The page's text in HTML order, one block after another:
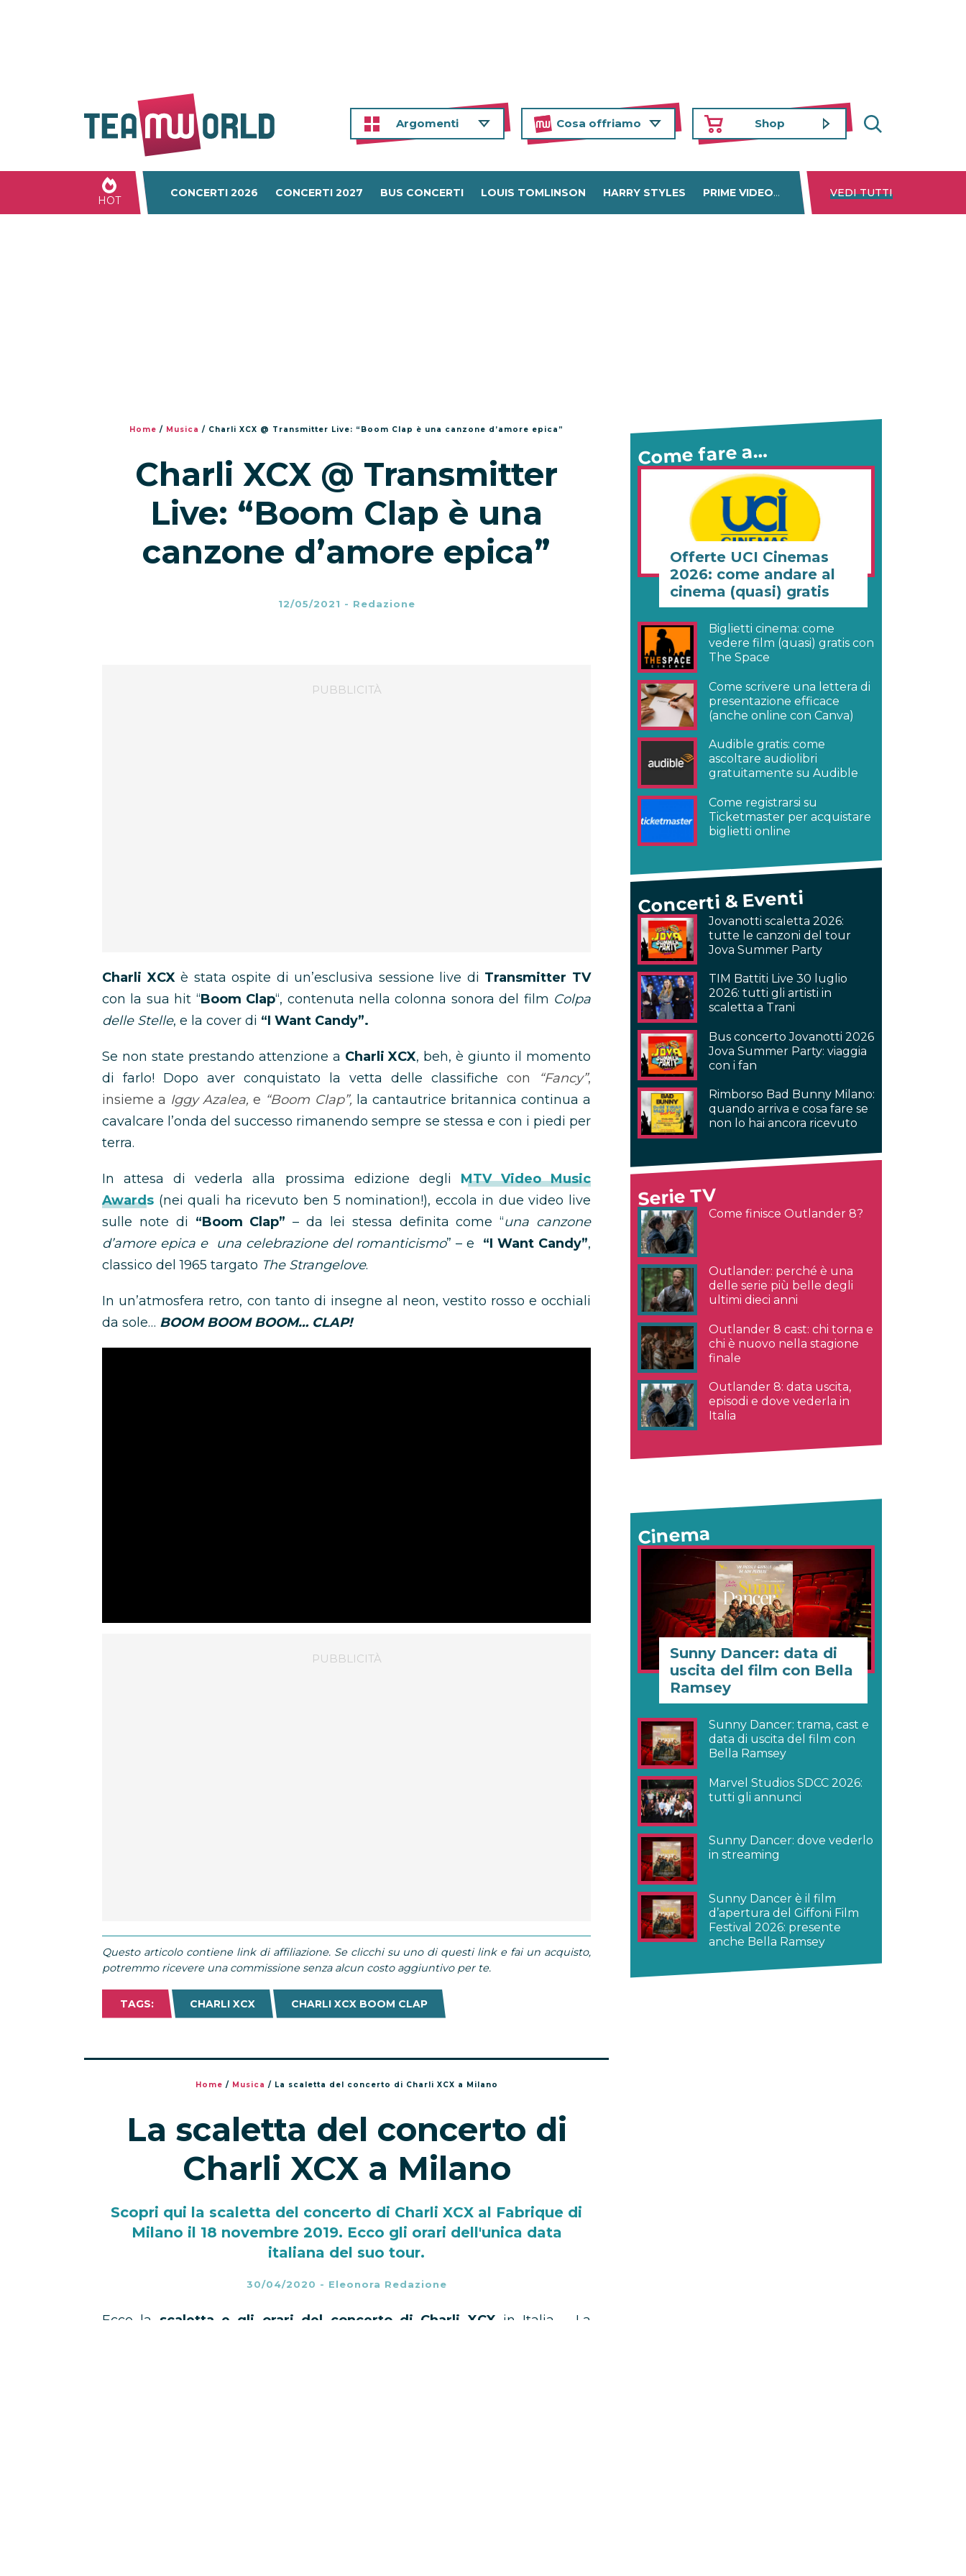
Argomenti Cosa offriamo Shop
HOT
CONCERTI 2026 CONCERTI 2027 BUS CONCERTI LOUIS TOMLINSON HARRY STYLES PRIME VIDEO DISNEY+ NETFLIX
VEDI TUTTI
Home / Musica / Charli XCX @ Transmitter Live: “Boom Clap è una canzone d’amore epica”
Charli XCX @ Transmitter
Live: “Boom Clap è una
canzone d’amore epica”
12/05/2021 - Redazione
Charli XCXè stata ospite di un’esclusiva sessione live di Transmitter TV
con la sua hit “Boom Clap“, contenuta nella colonna sonora del film Colpa
delle Stelle, e la cover di “I Want Candy”.
Se non state prestando attenzione a Charli XCX, beh, è giunto il momento
di farlo! Dopo aver conquistato la vetta delle classifiche con “Fancy”,
insieme a Iggy Azalea, e “Boom Clap”, la cantautrice britannica continua a
cavalcare l’onda del successo rimanendo sempre se stessa e con i piedi per
terra.
In attesa di vederla alla prossima edizione degli MTV Video Music
Awards (nei quali ha ricevuto ben 5 nomination!), eccola in due video live
sulle note di “Boom Clap” – da lei stessa definita come “una canzone
d’amore epica e una celebrazione del romanticismo” – e “I Want Candy”,
classico del 1965 targato The Strangelove.
In un’atmosfera retro, con tanto di insegne al neon, vestito rosso e occhiali
da sole… BOOM BOOM BOOM… CLAP!
Questo articolo contiene link di affiliazione. Se clicchi su uno di questi link e fai un acquisto,
potremmo ricevere una commissione senza alcun costo aggiuntivo per te.
TAGS: CHARLI XCX CHARLI XCX BOOM CLAP
Home / Musica / La scaletta del concerto di Charli XCX a Milano
La scaletta del concerto di
Charli XCX a Milano
Scopri qui la scaletta del concerto di Charli XCX al Fabrique di
Milano il 18 novembre 2019. Ecco gli orari dell'unica data
italiana del suo tour.
30/04/2020 - Eleonora Redazione
Ecco la scaletta e gli orari del concerto di Charli XCX in Italia – La
Come fare a…
Offerte UCI Cinemas
2026: come andare al
cinema (quasi) gratis
Biglietti cinema: come
vedere film (quasi) gratis con
The Space
Come scrivere una lettera di
presentazione efficace
(anche online con Canva)
Audible gratis: come
ascoltare audiolibri
gratuitamente su Audible
Come registrarsi su
Ticketmaster per acquistare
biglietti online
Concerti & Eventi
Jovanotti scaletta 2026:
tutte le canzoni del tour
Jova Summer Party
TIM Battiti Live 30 luglio
2026: tutti gli artisti in
scaletta a Trani
Bus concerto Jovanotti 2026
Jova Summer Party: viaggia
con i fan
Rimborso Bad Bunny Milano:
quando arriva e cosa fare se
non lo hai ancora ricevuto
Serie TV
Come finisce Outlander 8?
Outlander: perché è una
delle serie più belle degli
ultimi dieci anni
Outlander 8 cast: chi torna e
chi è nuovo nella stagione
finale
Outlander 8: data uscita,
episodi e dove vederla in
Italia
Cinema
Sunny Dancer: data di
uscita del film con Bella
Ramsey
Sunny Dancer: trama, cast e
data di uscita del film con
Bella Ramsey
Marvel Studios SDCC 2026:
tutti gli annunci
Sunny Dancer: dove vederlo
in streaming
Sunny Dancer è il film
d’apertura del Giffoni Film
Festival 2026: presente
anche Bella Ramsey